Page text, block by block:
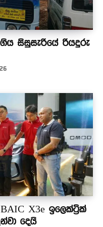
සිසුසැරියේ රියදුරු
X3e ඉලෙක්ට්‍රික්
දෙයි